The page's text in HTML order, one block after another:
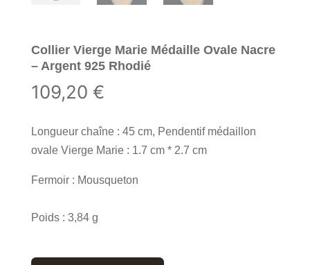
Collier Vierge Marie Médaille Ovale Nacre
– Argent 925 Rhodié
109,20 €
Longueur chaîne : 45 cm, Pendentif médaillon
ovale Vierge Marie : 1.7 cm * 2.7 cm
Fermoir : Mousqueton
Poids : 3,84 g